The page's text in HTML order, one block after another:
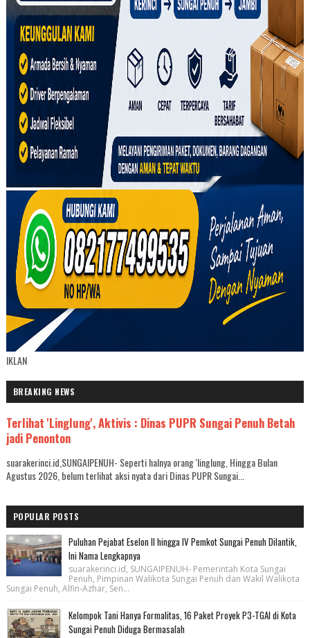
IKLAN
BREAKING NEWS
Terlihat 'Linglung', Aktivis : Dinas PUPR Sungai Penuh Betah
jadi Penonton
suarakerinci.id,SUNGAIPENUH- Seperti halnya orang 'linglung, Hingga Bulan
Agustus 2026, belum terlihat aksi nyata dari Dinas PUPR Sungai...
POPULAR POSTS
Puluhan Pejabat Eselon II hingga IV Pemkot Sungai Penuh Dilantik,
Ini Nama Lengkapnya
suarakerinci.id, SUNGAIPENUH- Pemerintah Kota Sungai
Penuh, Pimpinan Walikota Sungai Penuh dan Wakil Walikota
Sungai Penuh, Alfin-Azhar, Sen...
Kelompok Tani Hanya Formalitas, 16 Paket Proyek P3-TGAI di Kota
Sungai Penuh Diduga Bermasalah